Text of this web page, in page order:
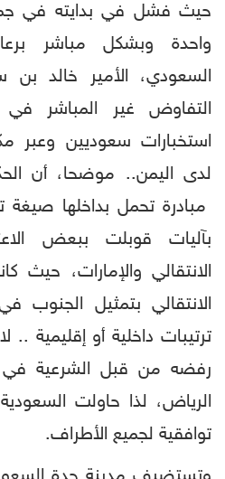
حيث فشل في بدايته في
واحدة وبشكل مباشر
السعودي، الأمير خالد
التفاوض غير المباشر في
استخبارات سعوديين وعبر
لدى اليمن.. موضحا، أن
مبادرة تحمل بداخلها صيغة
بآليات قوبلت ببعض
الانتقالي والإمارات، حيث
الانتقالي بتمثيل
ترتيبات داخلية أو إقليمية ..
رفضه من قبل الشرعية في
الرياض، لذا حاولت
توافقية لجميع الأطراف.